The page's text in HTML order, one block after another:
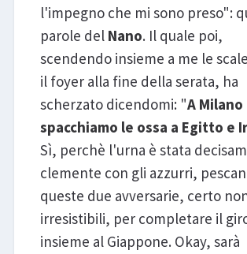
l'impegno che mi sono preso":
parole del Nano. Il quale poi,
scendendo insieme a me le
il foyer alla fine della serata, ha
scherzato dicendomi: "A Milano
spacchiamo le ossa a Egitto e
Sì, perchè l'urna è stata
clemente con gli azzurri,
queste due avversarie, certo
irresistibili, per completare il
insieme al Giappone. Okay, sarà